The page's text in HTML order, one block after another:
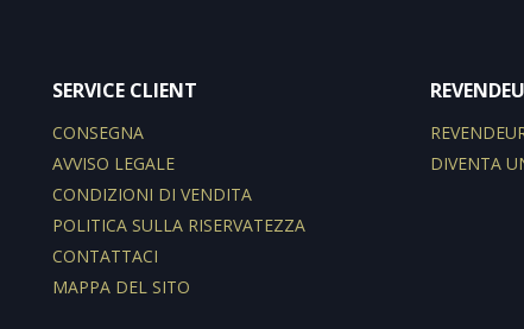
SERVICE CLIENT
CONSEGNA
AVVISO LEGALE
CONDIZIONI DI VENDITA
POLITICA SULLA RISERVATEZZA
CONTATTACI
MAPPA DEL SITO
DIVENTA